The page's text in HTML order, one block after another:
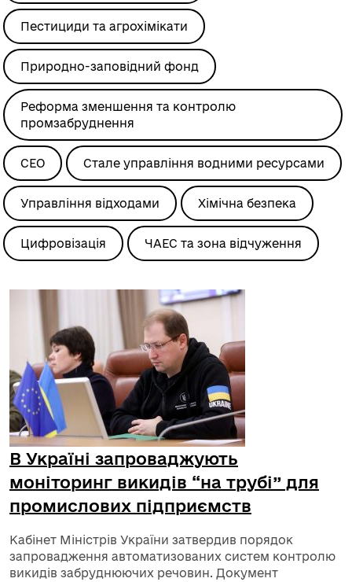
Пестициди та агрохімікати
Природно-заповідний фонд
Реформа зменшення та контролю
промзабруднення
СЕО Стале управління водними ресурсами
Управління відходами Хімічна безпека
Цифровізація ЧАЕС та зона відчуження
В Україні запроваджують
моніторинг викидів “на трубі” для
промислових підприємств
Кабінет Міністрів України затвердив порядок
запровадження автоматизованих систем контролю
викидів забруднюючих речовин. Документ